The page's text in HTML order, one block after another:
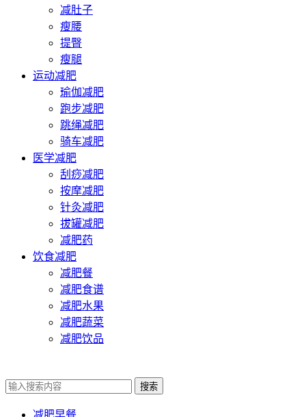
减肚子
瘦腰
提臀
瘦腿
运动减肥
瑜伽减肥
跑步减肥
跳绳减肥
骑车减肥
医学减肥
刮痧减肥
按摩减肥
针灸减肥
拔罐减肥
减肥药
饮食减肥
减肥餐
减肥食谱
减肥水果
减肥蔬菜
减肥饮品
搜索
减肥早餐